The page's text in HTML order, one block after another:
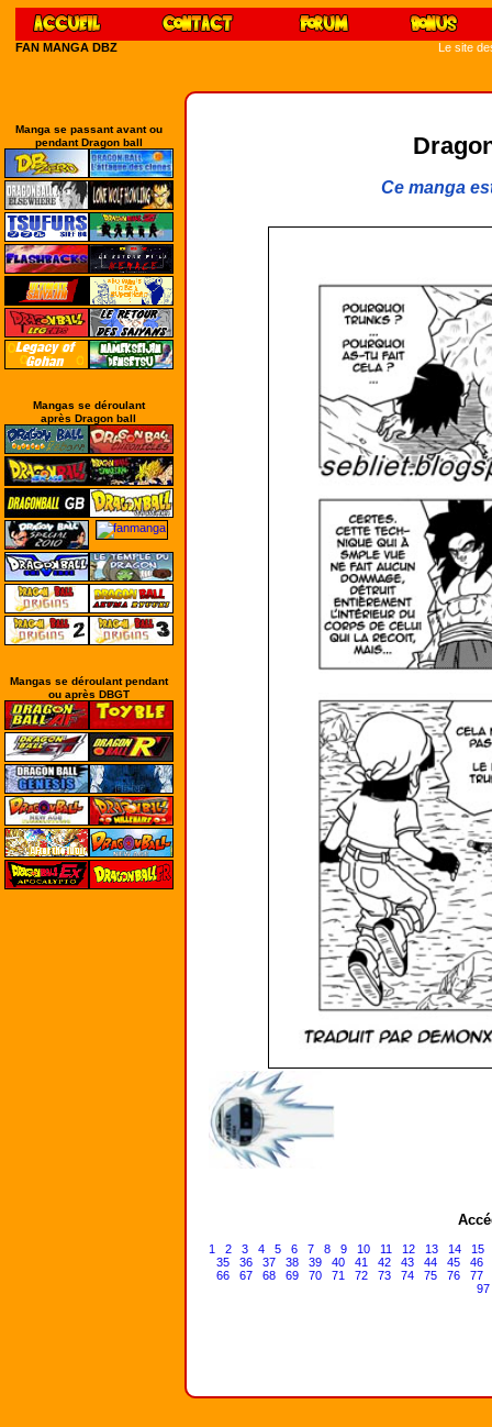
FAN MANGA DBZ Le site
Manga se passant avant ou
pendant Dragon ball
Mangas se déroulant
après Dragon ball
Mangas se déroulant pendant
ou après DBGT
Ce manga
1 2 3 4 5 6 7 8 9 10 11 12 13 14
15
35
36 37 38 39 40 41 42 43 44 45
46
66
67 68 69 70 71 72 73 74 75 76
77
97